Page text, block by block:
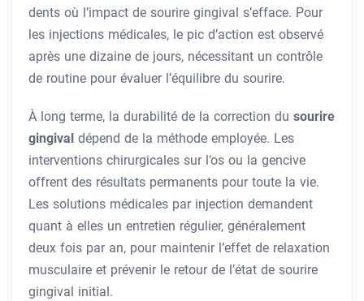
dents où l’impact de sourire gingival s’efface. Pour
les injections médicales, le pic d’action est observé
après une dizaine de jours, nécessitant un contrôle
de routine pour évaluer l’équilibre du sourire.
À long terme, la durabilité de la correction du sourire
gingival dépend de la méthode employée. Les
interventions chirurgicales sur l’os ou la gencive
offrent des résultats permanents pour toute la vie.
Les solutions médicales par injection demandent
quant à elles un entretien régulier, généralement
deux fois par an, pour maintenir l’effet de relaxation
musculaire et prévenir le retour de l’état de sourire
gingival initial.